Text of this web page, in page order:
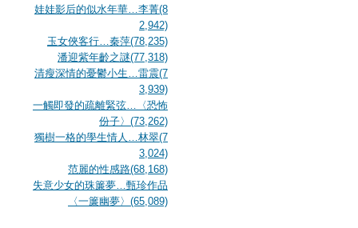
娃娃影后的似水年華…李菁(8
2,942)
玉女俠客行…秦萍(78,235)
潘迎紫年齡之謎(77,318)
清瘦深情的憂鬱小生…雷震(7
3,939)
一觸即發的疏離緊弦…〈恐怖
份子〉(73,262)
獨樹一格的學生情人…林翠(7
3,024)
范麗的性感路(68,168)
失意少女的珠簾夢…甄珍作品
〈一簾幽夢〉(65,089)